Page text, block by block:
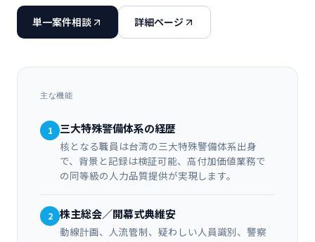
単一案件相談 詳細ページ
主な機能
1 三大特殊警備体系の経歴
核となる職員は台湾の三大特殊警備体系出身
で、背景と記録は検証可能、高付加価値業務で
の同等級の人力品質提供が実現します。
2 株主総会／開幕式典維安
動線計画、人流管制、疑わしい人員識別、警察